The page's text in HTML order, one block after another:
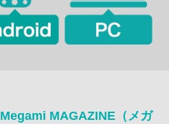
Megami MAGAZINE（メガ